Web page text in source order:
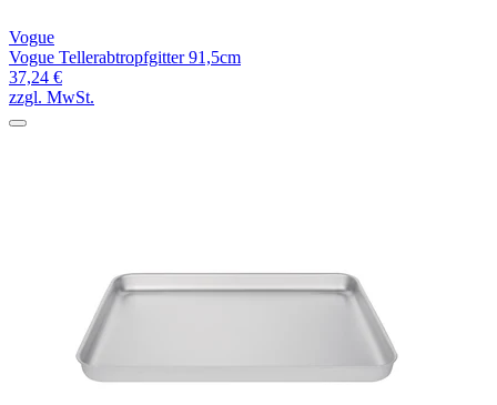
Vogue
Vogue Tellerabtropfgitter 91,5cm
37,24 €
zzgl. MwSt.